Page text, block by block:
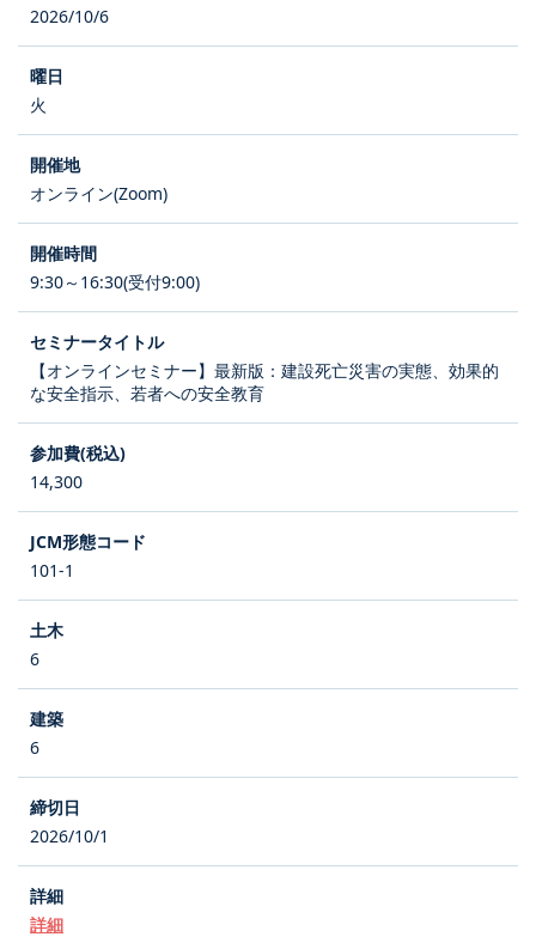
2026/10/6
火
オンライン(Zoom)
9:30～16:30(受付9:00)
【オンラインセミナー】最新版：建設死亡災害の実態、効果的
な安全指示、若者への安全教育
14,300
101-1
6
6
2026/10/1
詳細